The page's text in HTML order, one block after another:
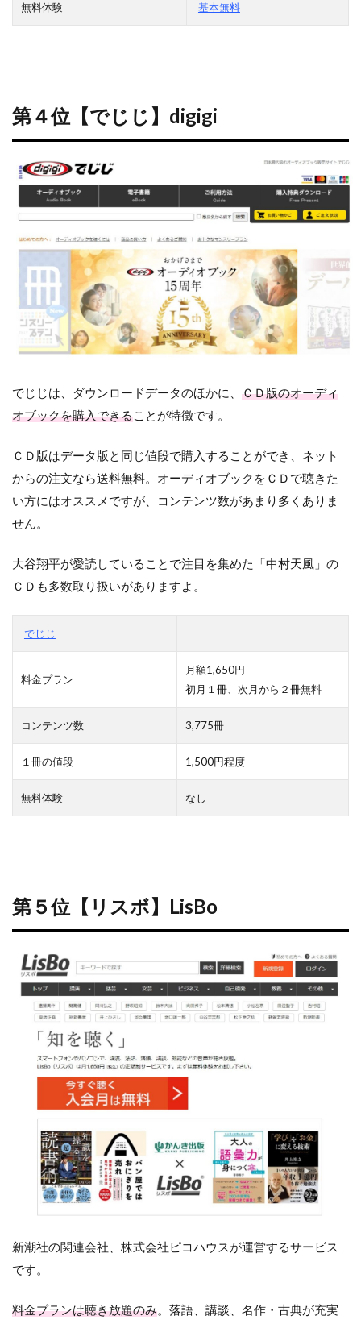
無料体験 基本無料
第４位【でじじ】digigi
でじじは、ダウンロードデータのほかに、 ＣＤ版のオーディ
オブックを購入できることが特徴です。
ＣＤ版はデータ版と同じ値段で購入することができ、ネット
からの注文なら送料無料。オーディオブックをＣＤで聴きた
い方にはオススメですが、コンテンツ数があまり多くありま
せん。
大谷翔平が愛読していることで注目を集めた「中村天風」の
ＣＤも多数取り扱いがありますよ。
でじじ
料金プラン
月額1,650円
初月１冊、次月から２冊無料
コンテンツ数 3,775冊
１冊の値段 1,500円程度
無料体験 なし
第５位【リスボ】LisBo
新潮社の関連会社、株式会社ピコハウスが運営するサービス
です。
料金プランは聴き放題のみ。落語、講談、名作・古典が充実